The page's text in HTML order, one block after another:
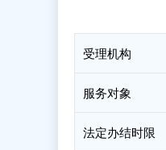
受理机构
服务对象
法定办结时限